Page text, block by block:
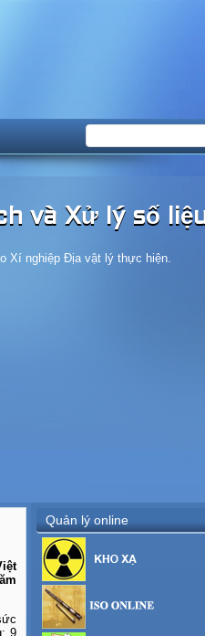
và Xử lý số liệu
Xí nghiệp Địa vật lý thực hiện.
9
Quản lý online